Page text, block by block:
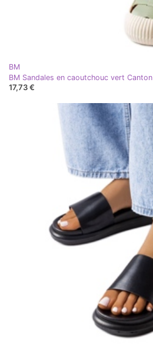
BM
BM Sandales en caoutchouc vert Canton
17,73 €